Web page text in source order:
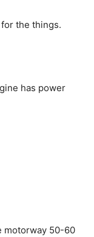
the things.
has power
motorway 50-60